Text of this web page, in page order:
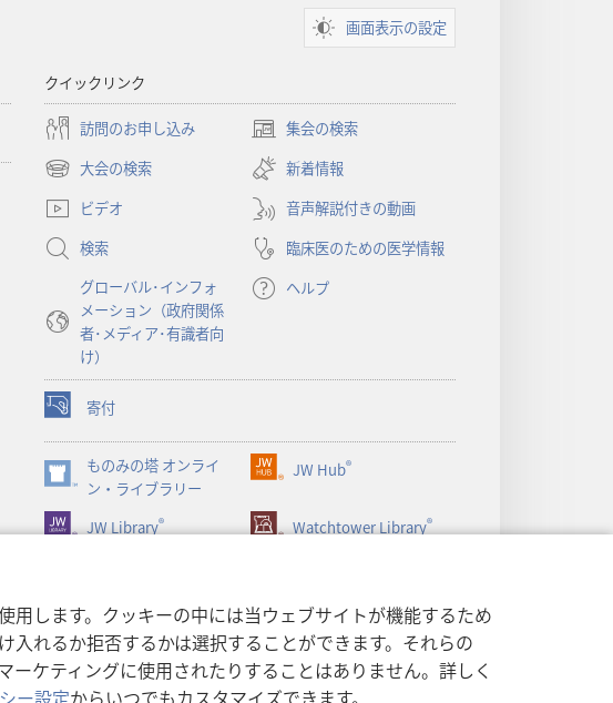
します。クッキーの中には当ウェブサイトが機能するため
れるか拒否するかは選択することができます。それらの
ケティングに使用されたりすることはありません。詳しく
ー設定からいつでもカスタマイズできます。
画面表示の設定
クイックリンク
訪問のお申し込み 集会の検索
（新
し
い
タ
ブ
で
開
く）
大会の検索
（新
し
タ
開
新着情報
ビデオ
音声解説付きの動画
検索
臨床医のための医学情報
グローバル･インフォ
メーション（政府関係
者･メディア･有識者向
け）
ヘルプ
寄付
（新
し
い
タ
ブ
で
ものみの塔 オンライ
ン・ライブラリー
（新
し
い
で
開
く）
JW Hub®
（新
い
開
く）
JW Library® Watchtower Library®